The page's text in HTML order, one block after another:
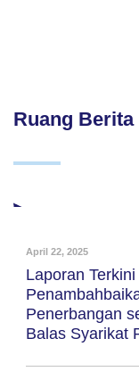
Ruang Berita
April 22, 2025
Laporan
Penerbangan
Balas Syarikat